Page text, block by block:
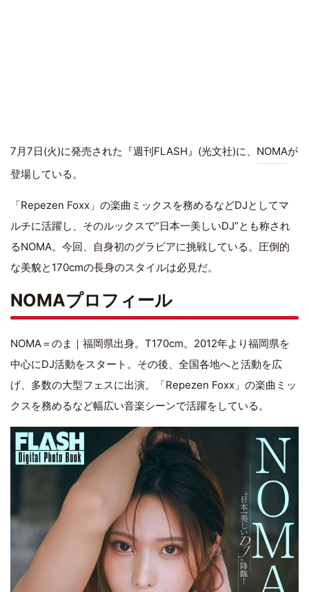
7月7日(火)に発売された『週刊FLASH』(光文社)に、 NOMAが
登場している。
「Repezen Foxx」の楽曲ミックスを務めるなどDJとしてマ
ルチに活躍し、そのルックスで“日本一美しいDJ”とも称され
るNOMA。今回、自身初のグラビアに挑戦している。圧倒的
な美貌と170cmの長身のスタイルは必見だ。
NOMAプロフィール
NOMA＝のま｜福岡県出身。T170cm。2012年より福岡県を
中心にDJ活動をスタート。その後、全国各地へと活動を広
げ、多数の大型フェスに出演。「Repezen Foxx」の楽曲ミッ
クスを務めるなど幅広い音楽シーンで活躍をしている。